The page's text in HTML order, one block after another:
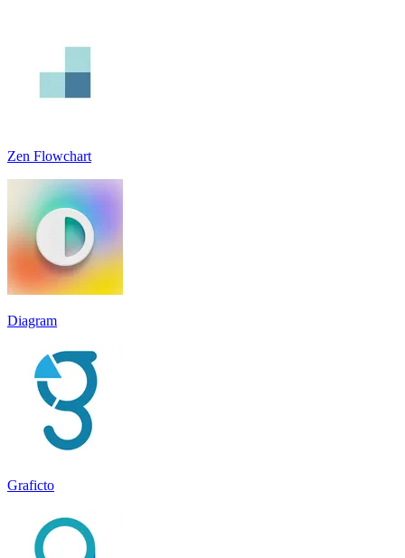
Zen Flowchart
Diagram
Graficto